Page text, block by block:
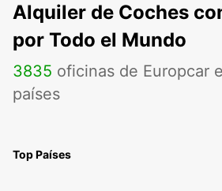
Alquiler de Coches
por Todo el Mundo
3835 oficinas de Europcar
países
Top Países